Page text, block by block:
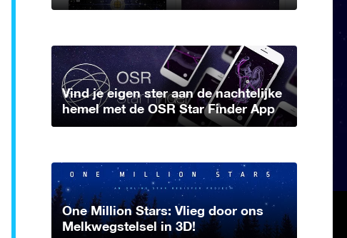
Vind je eigen ster aan de nachtelijke
hemel met de OSR Star Finder App
One Million Stars: Vlieg door ons
Melkwegstelsel in 3D!